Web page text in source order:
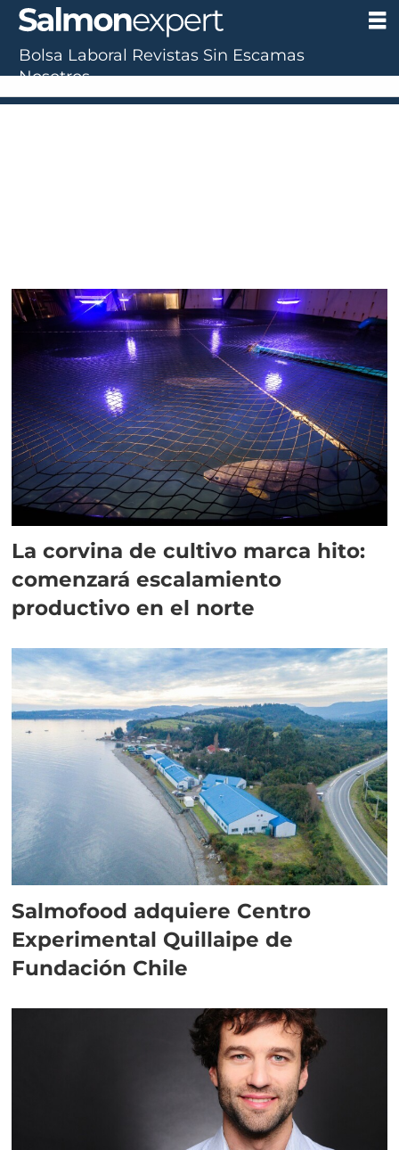
Tag:
fundación
La corvina de cultivo marca hito:
comenzará escalamiento
productivo en el norte
Salmofood adquiere Centro
Experimental Quillaipe de
Fundación Chile
Bolsa Laboral Revistas Sin Escamas
Nosotros